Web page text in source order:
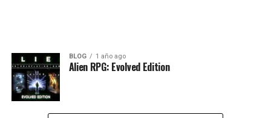
BLOG 1 año ago
Alien RPG: Evolved Edition